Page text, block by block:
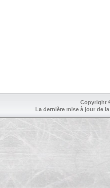
Copyright
La dernière mise à jour de